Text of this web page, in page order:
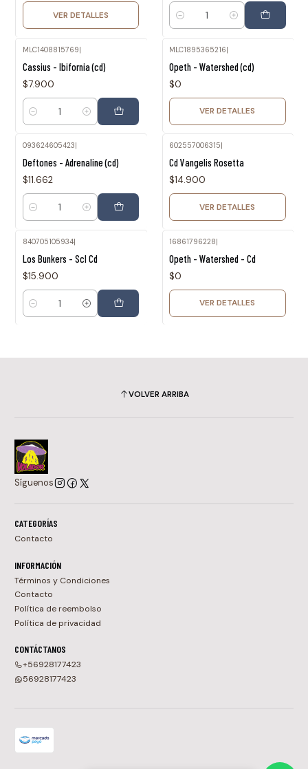
VER DETALLES
Cantidad
MLC1408815769|
Cassius - Ibifornia (cd)
$7.900
Cantidad
MLC1895365216|
Opeth - Watershed (cd)
$0
VER DETALLES
093624605423
Deftones - Adrenaline (cd)
$11.662
Cantidad
602557006315
Cd Vangelis Rosetta
$14.900
VER DETALLES
840705105934|
Los Bunkers - Scl Cd
$15.900
Cantidad
16861796228|
Opeth - Watershed - Cd
$0
VER DETALLES
VOLVER ARRIBA
Síguenos
CATEGORÍAS
Contacto
INFORMACIÓN
Términos y Condiciones
Contacto
Política de reembolso
Política de privacidad
CONTÁCTANOS
+56928177423
56928177423